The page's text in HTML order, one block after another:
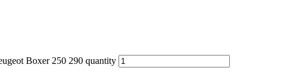
Boxer 250 290 quantity